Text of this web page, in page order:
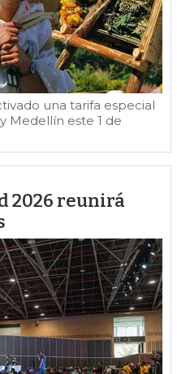
una tarifa especial
Medellín este 1 de
2026 reunirá